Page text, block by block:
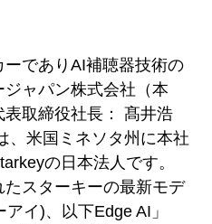
でありAI補聴器技術の
ジャパン株式会社（本
取締役社長： 髙井浩
、米国ミネソタ州に本社
の日本法人です。
スターキーの最新モデ
イ)、以下Edge AI」